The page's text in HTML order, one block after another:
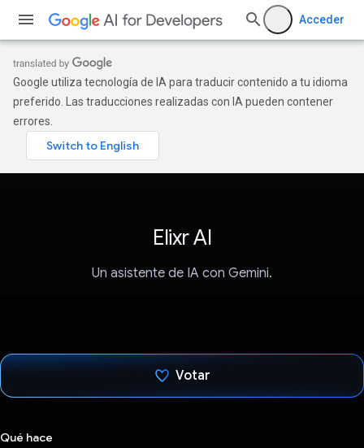
Acceder
Google utiliza tecnología de IA para traducir contenido a tu idioma
preferido. Las traducciones realizadas con IA pueden contener
errores.
Elixr AI
Un asistente de IA con Gemini.
Votar
Qué hace